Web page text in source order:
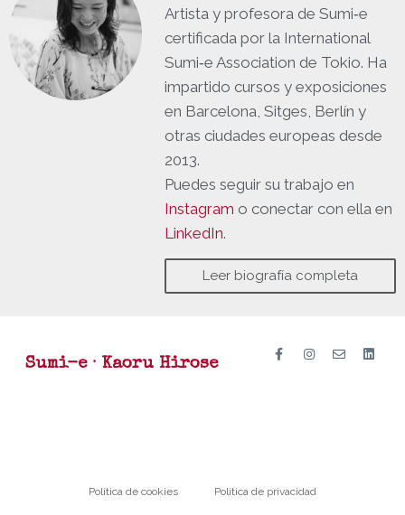
Artista y profesora de Sumi‑e
certificada por la International
Sumi‑e Association de Tokio. Ha
impartido cursos y exposiciones
en Barcelona, Sitges, Berlín y
otras ciudades europeas desde
2013.
Puedes seguir su trabajo en
Instagram o conectar con ella en
LinkedIn.
Leer biografía completa
Sumi-e · Kaoru Hirose
Política de cookies Política de privacidad